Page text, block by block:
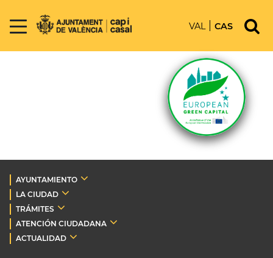
VAL CAS
AYUNTAMIENTO
LA CIUDAD
TRÁMITES
ATENCIÓN CIUDADANA
ACTUALIDAD